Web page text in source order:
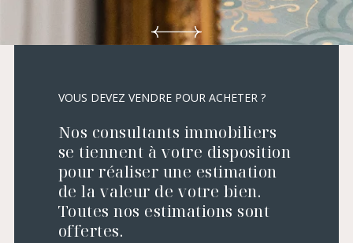
VOUS DEVEZ VENDRE POUR ACHETER ?
Nos consultants immobiliers
se tiennent à votre disposition
pour réaliser une estimation
de la valeur de votre bien.
Toutes nos estimations sont
offertes.